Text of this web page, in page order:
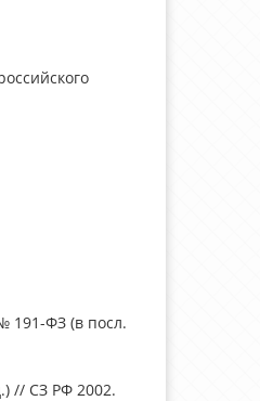
191-ФЗ (в посл.
// СЗ РФ 2002.